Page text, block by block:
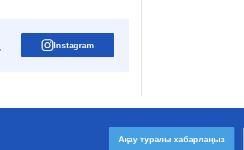
Instagram
Ақау туралы хабарлаңыз